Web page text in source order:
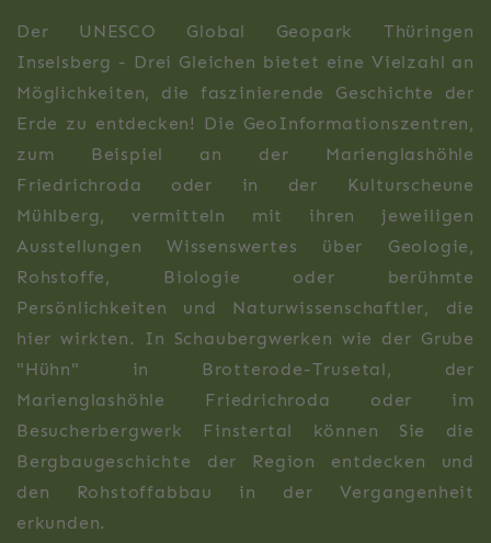
Der UNESCO Global Geopark Thüringen
Inselsberg - Drei Gleichen bietet eine Vielzahl an
Möglichkeiten, die faszinierende Geschichte der
Erde zu entdecken! Die GeoInformationszentren,
zum Beispiel an der Marienglashöhle
Friedrichroda oder in der Kulturscheune
Mühlberg, vermitteln mit ihren jeweiligen
Ausstellungen Wissenswertes über Geologie,
Rohstoffe, Biologie oder berühmte
Persönlichkeiten und Naturwissenschaftler, die
hier wirkten. In Schaubergwerken wie der Grube
"Hühn" in Brotterode-Trusetal, der
Marienglashöhle Friedrichroda oder im
Besucherbergwerk Finstertal können Sie die
Bergbaugeschichte der Region entdecken und
den Rohstoffabbau in der Vergangenheit
erkunden.